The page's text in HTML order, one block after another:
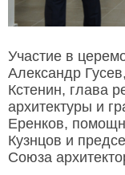
Участие в
Александр
Кстенин, глава
архитектуры и
Еренков,
Кузнцов и
Союза